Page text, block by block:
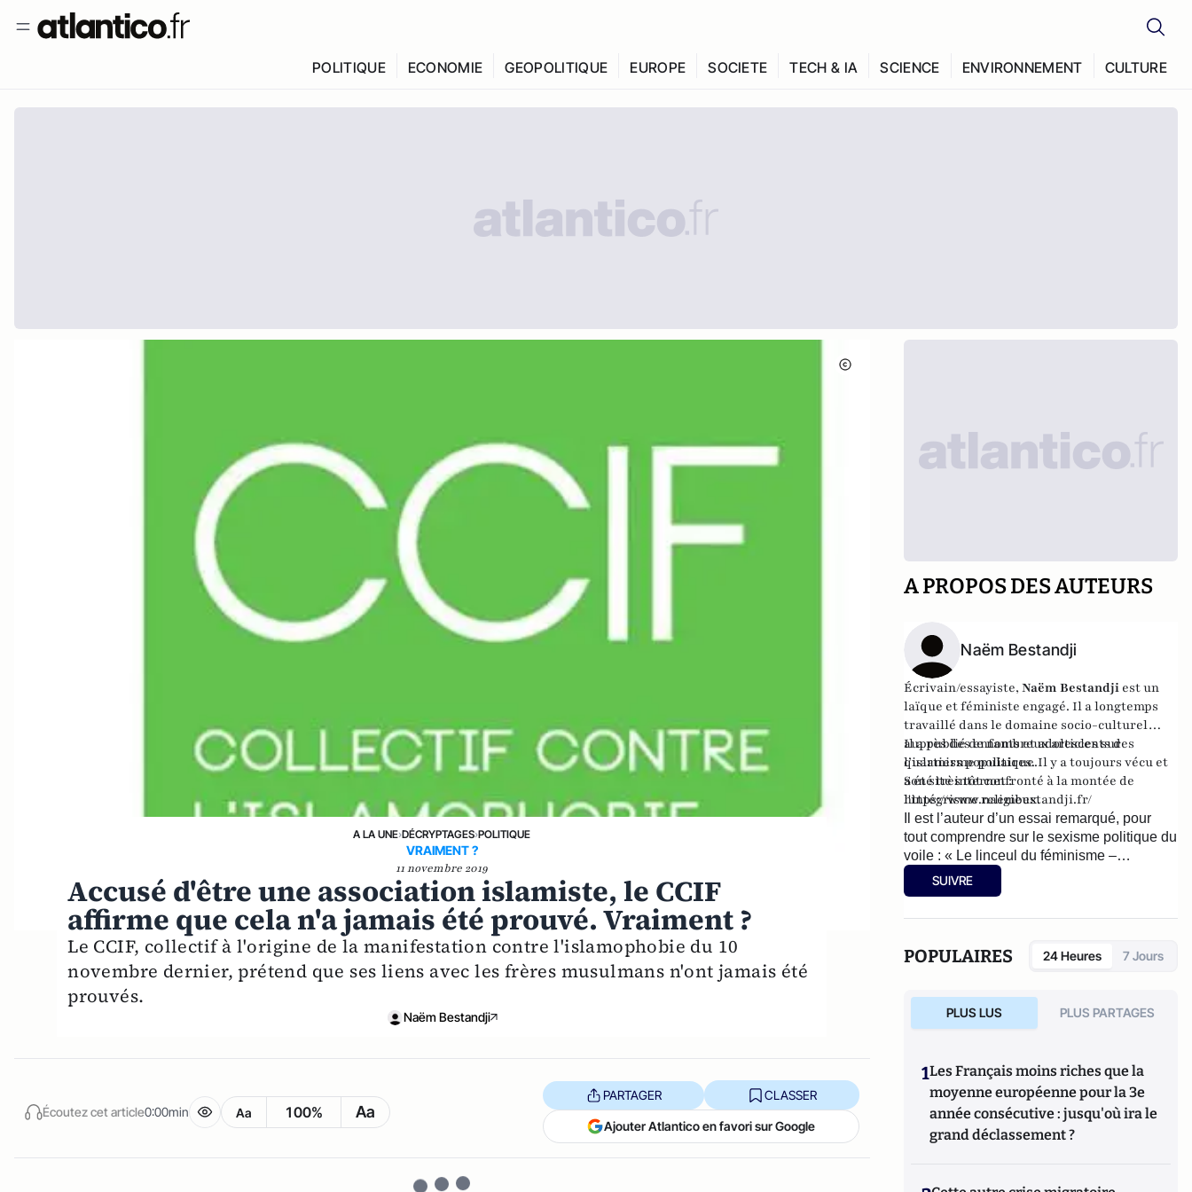
POLITIQUE ECONOMIE GEOPOLITIQUE EUROPE SOCIETE TECH & IA SCIENCE ENVIRONNEMENT CULTURE
A LA UNE›DÉCRYPTAGES›POLITIQUE
VRAIMENT ?
11 novembre 2019
Accusé d'être une association islamiste, le CCIF
affirme que cela n'a jamais été prouvé. Vraiment ?
Le CCIF, collectif à l'origine de la manifestation contre l'islamophobie du 10
novembre dernier, prétend que ses liens avec les frères musulmans n'ont jamais été
prouvés.
Naëm Bestandji
Écoutez cet article0:00min Aa 100% Aa
PARTAGER CLASSER
Ajouter Atlantico en favori sur Google
A PROPOS DES AUTEURS
Naëm Bestandji
Écrivain/essayiste,Naëm Bestandji est un
laïque et féministe engagé. Il a longtemps
travaillé dans le domaine socio-culturel
auprès des enfants et adolescents des
quartiers populaires. Il y a toujours vécu et
a été très tôt confronté à la montée de
l'intégrisme religieux.
Il a publié de nombreux articles sur
l’islamisme politique.
Son site internet :
https://www.naembestandji.fr/
Il est l’auteur d’un essai remarqué, pour
tout comprendre sur le sexisme politique du
voile : « Le linceul du féminisme –
Caresser l’islamisme dans le sens du voile
» (éditions Séramis, novembre 2021).
SUIVRE
POPULAIRES 24 Heures 7 Jours
PLUS LUS PLUS PARTAGES
1Les Français moins riches que la
moyenne européenne pour la 3e
année consécutive : jusqu'où ira le
grand déclassement ?